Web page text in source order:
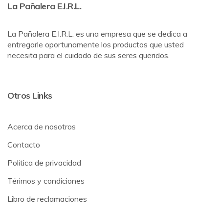
La Pañalera E.I.R.L.
La Pañalera E.I.R.L. es una empresa que se dedica a
entregarle oportunamente los productos que usted
necesita para el cuidado de sus seres queridos.
Otros Links
Acerca de nosotros
Contacto
Política de privacidad
Térimos y condiciones
Libro de reclamaciones